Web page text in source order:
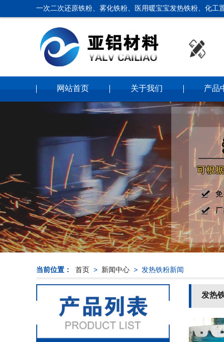
一次二次还原铁粉、雾化铁粉、医用暖宝宝发热铁粉、化工
网站首页 关于我们 产品
当前位置： 首页 > 新闻中心 > 发热铁粉新闻
发热